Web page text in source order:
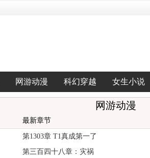
网游动漫 科幻穿越 女生小说
网游动漫
最新章节
第1303章 T1真成第一了
第三百四十八章：灾祸